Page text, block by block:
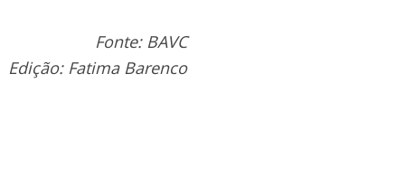
Fonte: BAVC
Edição: Fatima Barenco